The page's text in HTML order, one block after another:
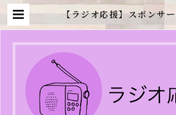
【ラジオ応援】スポンサ
もち） | 陽香留-